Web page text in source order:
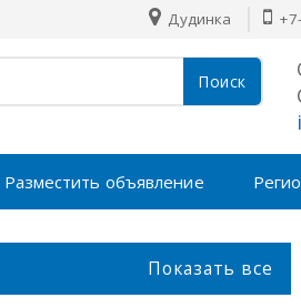
Дудинка
Поиск
Разместить объявление
Показать все